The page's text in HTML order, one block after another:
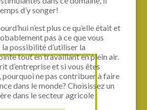
d’y songer!
n’est plus ce qu’elle était et
pas à ce que vous
possibilité d’utiliser la
tout en travaillant en plein air.
d’entreprise et si vous êtes
ne pas contribuer à faire
dans le monde? Choisissez un
dans le secteur agricole